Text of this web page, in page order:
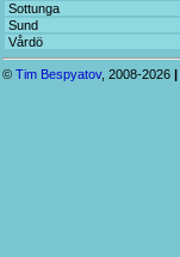
Sottunga
Sund
Vårdö
© Tim Bespyatov, 2008-2026 |